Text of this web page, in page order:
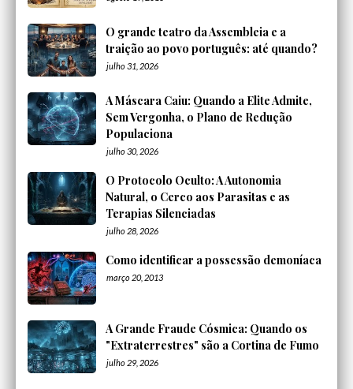
O grande teatro da Assembleia e a
traição ao povo português: até quando?
julho 31, 2026
A Máscara Caiu: Quando a Elite Admite,
Sem Vergonha, o Plano de Redução
Populaciona
julho 30, 2026
O Protocolo Oculto: A Autonomia
Natural, o Cerco aos Parasitas e as
Terapias Silenciadas
julho 28, 2026
Como identificar a possessão demoníaca
março 20, 2013
A Grande Fraude Cósmica: Quando os
"Extraterrestres" são a Cortina de Fumo
julho 29, 2026